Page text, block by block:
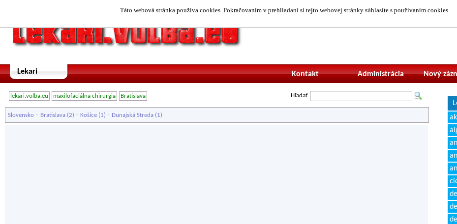
Táto webová stránka používa cookies. Pokračovaním v prehliadaní si tejto webovej stránky súhlasíte s používaním cookies.
Lekari Nový
Administrácia
Kontakt
lekari.volba.eu maxilofaciálna chirurgia Bratislava Hľadať
Slovensko - Bratislava (2) - Košice (1) - Dunajská Streda (1)